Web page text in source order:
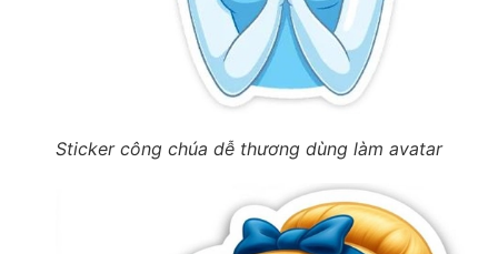
Sticker công chúa dễ thương dùng làm avatar